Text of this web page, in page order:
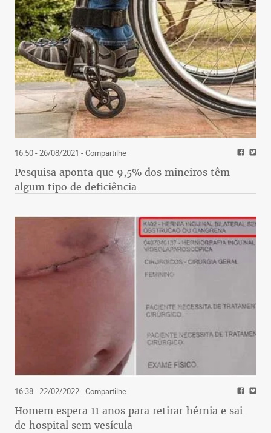
16:50 - 26/08/2021 - Compartilhe
Pesquisa aponta que 9,5% dos mineiros têm
algum tipo de deficiência
16:38 - 22/02/2022- Compartilhe
Homem espera 11 anos para retirar hérnia e sai
de hospital sem vesícula